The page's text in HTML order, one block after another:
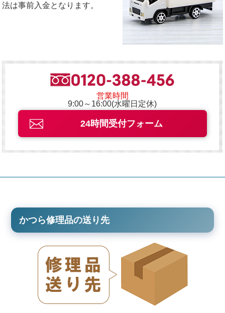
法は事前入金となります。
営業時間
9:00～16:00(水曜日定休)
24時間受付フォーム
かつら修理品の送り先